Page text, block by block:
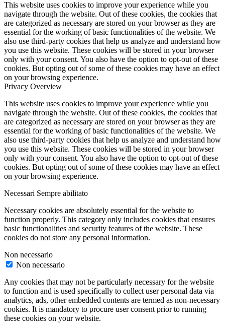
This website uses cookies to improve your experience while you
navigate through the website. Out of these cookies, the cookies that
are categorized as necessary are stored on your browser as they are
essential for the working of basic functionalities of the website. We
also use third-party cookies that help us analyze and understand how
you use this website. These cookies will be stored in your browser
only with your consent. You also have the option to opt-out of these
cookies. But opting out of some of these cookies may have an effect
on your browsing experience.
Privacy Overview
This website uses cookies to improve your experience while you
navigate through the website. Out of these cookies, the cookies that
are categorized as necessary are stored on your browser as they are
essential for the working of basic functionalities of the website. We
also use third-party cookies that help us analyze and understand how
you use this website. These cookies will be stored in your browser
only with your consent. You also have the option to opt-out of these
cookies. But opting out of some of these cookies may have an effect
on your browsing experience.
Necessari Sempre abilitato
Necessary cookies are absolutely essential for the website to
function properly. This category only includes cookies that ensures
basic functionalities and security features of the website. These
cookies do not store any personal information.
Non necessario
Non necessario
Any cookies that may not be particularly necessary for the website
to function and is used specifically to collect user personal data via
analytics, ads, other embedded contents are termed as non-necessary
cookies. It is mandatory to procure user consent prior to running
these cookies on your website.